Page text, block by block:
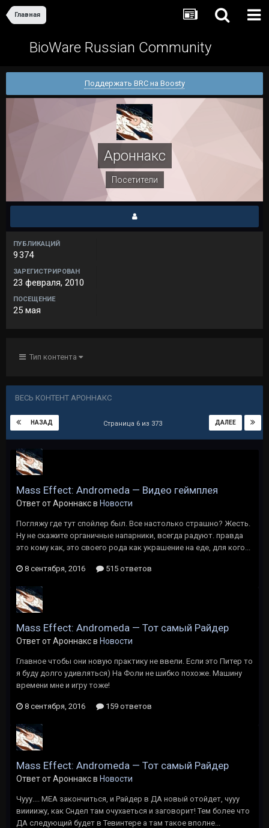
Главная
BioWare Russian Community
Поддержать BRC на Boosty
Ароннакс
Посетители
ПУБЛИКАЦИЙ
9 374
ЗАРЕГИСТРИРОВАН
23 февраля, 2010
ПОСЕЩЕНИЕ
25 мая
Тип контента
ВЕСЬ КОНТЕНТ АРОННАКС
НАЗАД ДАЛЕЕ
Страница 6 из 373
Mass Effect: Andromeda — Видео геймплея
Ответ от Ароннакс в Новости
Погляжу где тут спойлер был. Все настолько страшно? Жесть.
Ну не скажите органичные напарники, всегда радуют. правда
это кому как, это своего рода как украшение на еде, для кого...
8 сентября, 2016 515 ответов
Mass Effect: Andromeda — Тот самый Райдер
Ответ от Ароннакс в Новости
Главное чтобы они новую практику не ввели. Если это Питер то
я буду долго удивляться) На Фоли не шибко похоже. Машину
времени мне и игру тоже!
8 сентября, 2016 159 ответов
Mass Effect: Andromeda — Тот самый Райдер
Ответ от Ароннакс в Новости
Чууу.... МЕА закончиться, и Райдер в ДА новый отойдет, чууу
виииижу, как Сндел там очухаеться и заговорит! Тем более что
ДА следующий будет в Тевинтере а там такое вполне...